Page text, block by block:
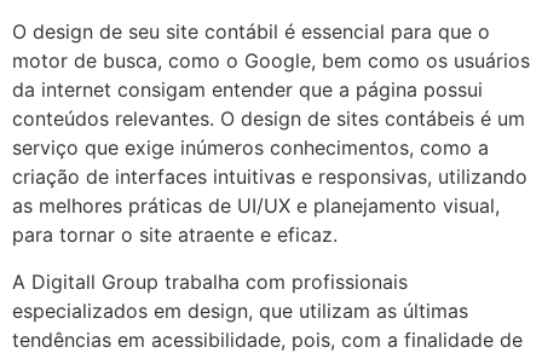
O design de seu site contábil é essencial para que o
motor de busca, como o Google, bem como os usuários
da internet consigam entender que a página possui
conteúdos relevantes. O design de sites contábeis é um
serviço que exige inúmeros conhecimentos, como a
criação de interfaces intuitivas e responsivas, utilizando
as melhores práticas de UI/UX e planejamento visual,
para tornar o site atraente e eficaz.
A Digitall Group trabalha com profissionais
especializados em design, que utilizam as últimas
tendências em acessibilidade, pois, com a finalidade de